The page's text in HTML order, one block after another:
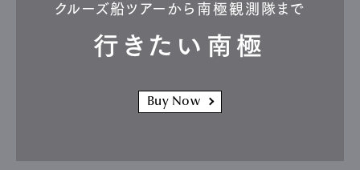
クルーズ船ツアーから南極観測隊まで
行きたい南極
Buy Now